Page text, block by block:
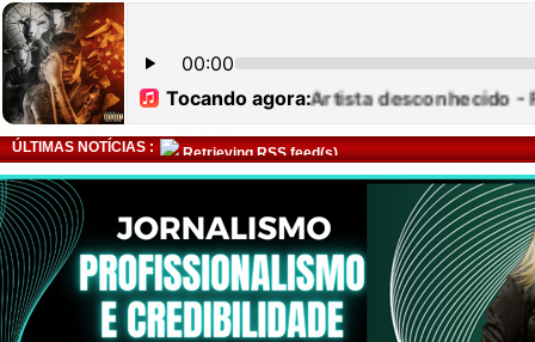
ÚLTIMAS NOTÍCIAS : Retrieving RSS feed(s)